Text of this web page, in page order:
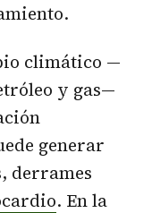
climático —
y gas—
generar
derrames
. En la